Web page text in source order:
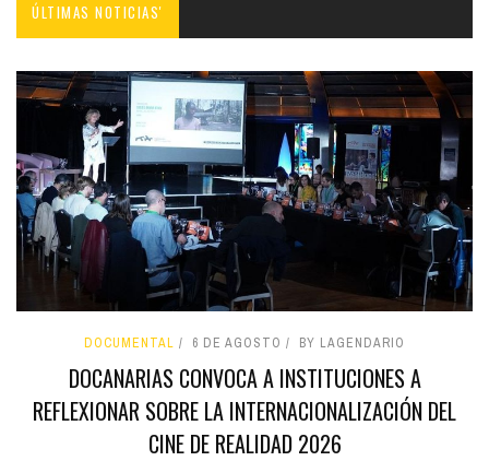
ÚLTIMAS NOTICIAS'
DOCUMENTAL 6 DE AGOSTO BY LAGENDARIO
DOCANARIAS CONVOCA A INSTITUCIONES A
REFLEXIONAR SOBRE LA INTERNACIONALIZACIÓN DEL
CINE DE REALIDAD 2026